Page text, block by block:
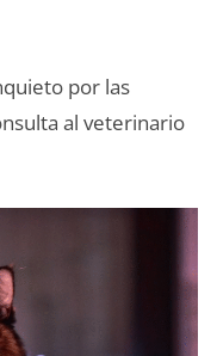
por las
al veterinario